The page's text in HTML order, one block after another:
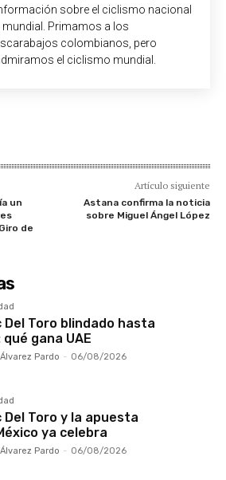
sobre el ciclismo nacional
mundial. Primamos a los
colombianos, pero
el ciclismo mundial.
un
de
Artículo siguiente
Astana confirma la noticia
sobre Miguel Ángel López
Del Toro blindado hasta
qué gana UAE
Pardo - 06/08/2026
Del Toro y la apuesta
ya celebra
Pardo - 06/08/2026